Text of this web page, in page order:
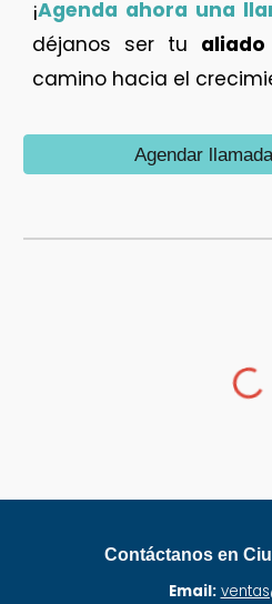
¡Agenda ahora una
déjanos ser tu
camino hacia el
Agendar
Contáctanos en
Email: